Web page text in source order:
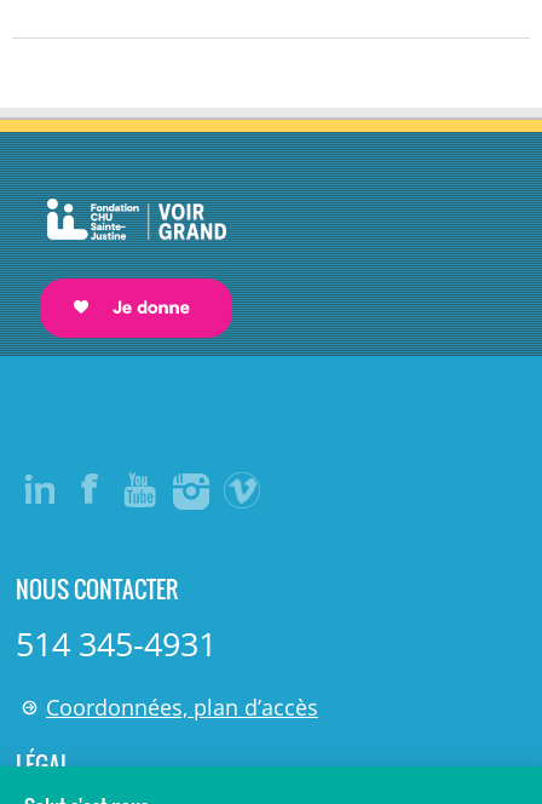
NOUS CONTACTER
514 345-4931
Coordonnées, plan d’accès
LÉGAL